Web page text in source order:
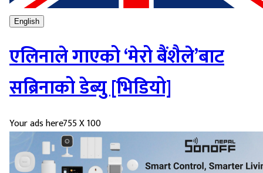
English
एलिनाले गाएको ‘मेरो बैंशैले’बाट
सब्रिनाको डेब्यु [भिडियो]
Your ads here755 X 100